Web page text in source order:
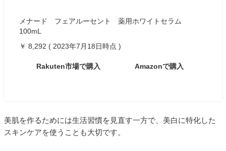
メナード フェアルーセント 薬用ホワイトセラム
100mL
￥ 8,292 ( 2023年7月18日時点 )
Rakuten市場で購入 Amazonで購入
美肌を作るためには生活習慣を見直す一方で、美白に特化した
スキンケアを使うことも大切です。